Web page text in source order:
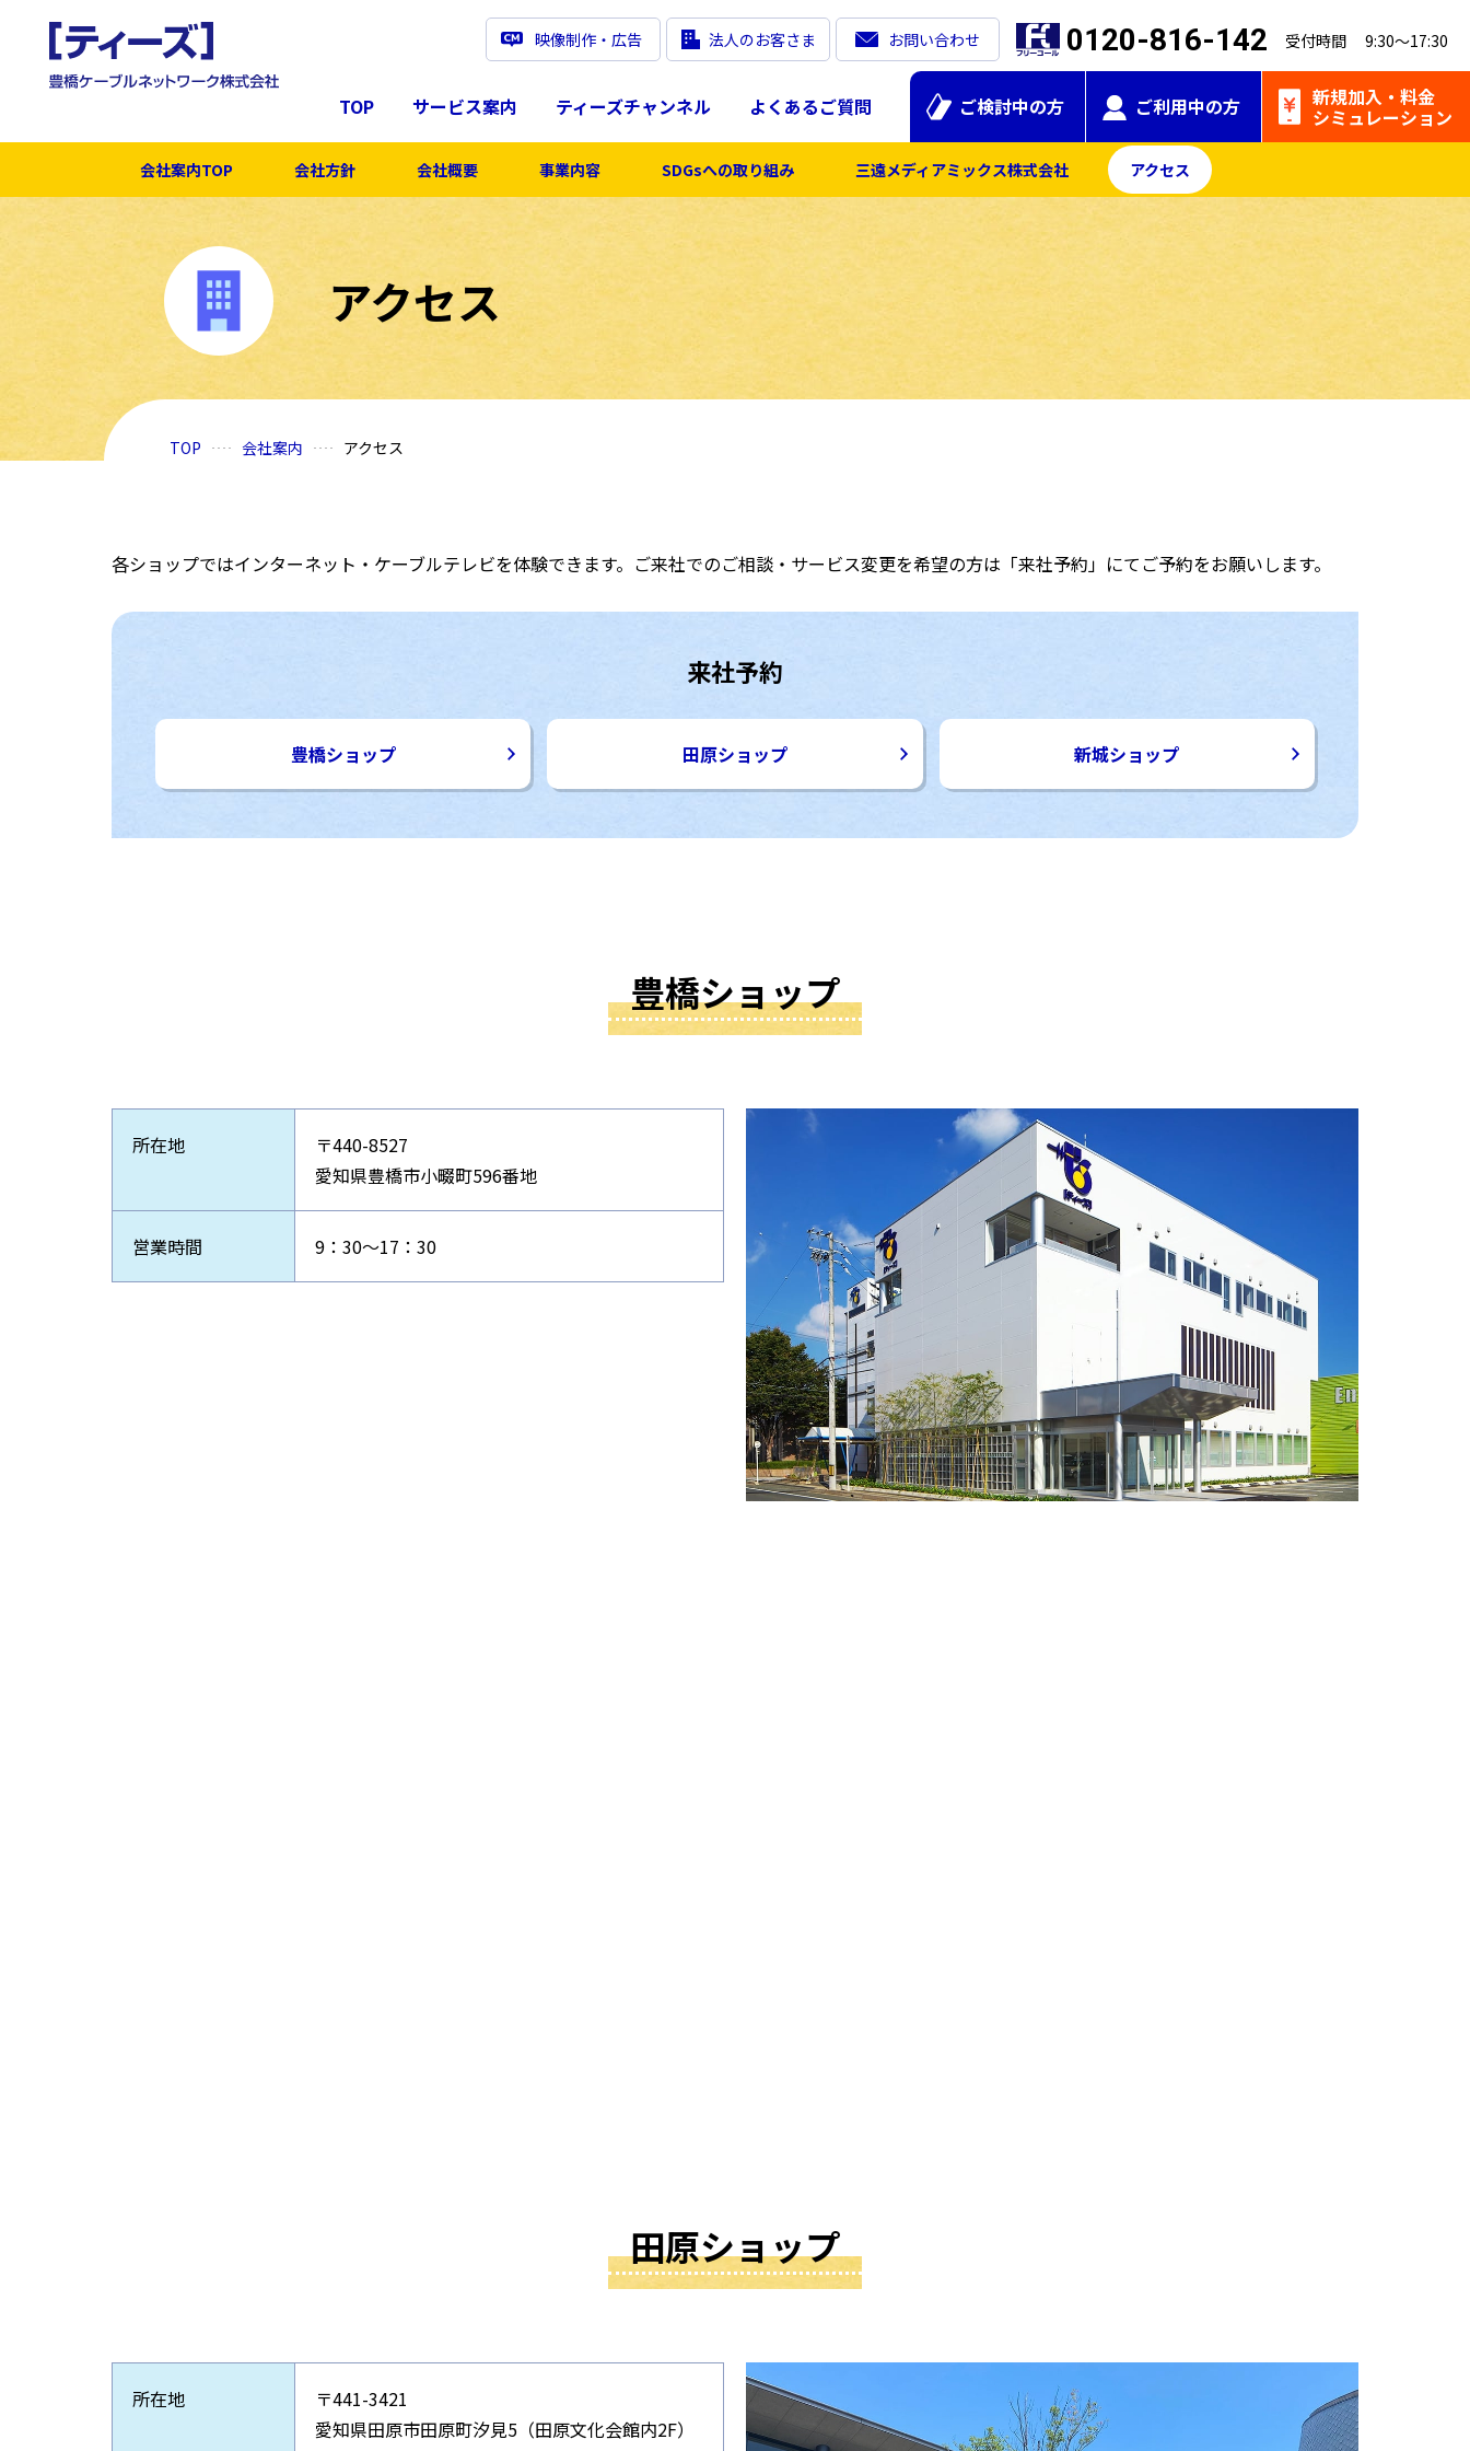
新規加入・ 料金
シミュレーション
0120-816-142 受付時間 9:30～17:30
TOP ご検討中の方 ご利用中の方
サービス案内 ティーズチャンネル よくあるご質問
映像制作・広告 法人のお客さま お問い合わせ
会社案内TOP 会社方針 会社概要 事業内容 SDGsへの取り組み 三遠メディアミックス株式会社 アクセス
アクセス
TOP 会社案内 アクセス
各ショップではインターネット・ケーブルテレビを体験できます。ご来社でのご相談・サービス変更を希望の方は「来社予約」にてご予約をお願いします。
来社予約
豊橋ショップ 田原ショップ 新城ショップ
豊橋ショップ
所在地
〒440-8527
愛知県豊橋市小畷町596番地
営業時間 9：30～17：30
田原ショップ
所在地
〒441-3421
愛知県田原市田原町汐見5（田原文化会館内2F）